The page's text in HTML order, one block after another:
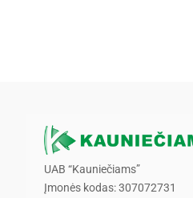
UAB “Kauniečiams”
Įmonės kodas: 307072731